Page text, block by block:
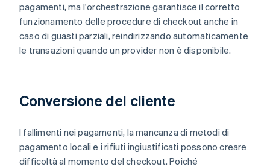
pagamenti, ma l'orchestrazione garantisce il corretto
funzionamento delle procedure di checkout anche in
caso di guasti parziali, reindirizzando automaticamente
le transazioni quando un provider non è disponibile.
Conversione del cliente
I fallimenti nei pagamenti, la mancanza di metodi di
pagamento locali e i rifiuti ingiustificati possono creare
difficoltà al momento del checkout. Poiché